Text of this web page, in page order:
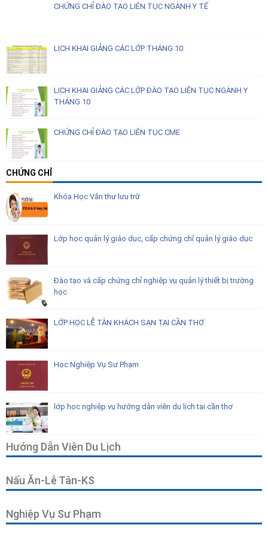
CHỨNG CHỈ ĐÀO TẠO LIÊN TỤC NGÀNH Y TẾ
LỊCH KHAI GIẢNG CÁC LỚP THÁNG 10
LỊCH KHAI GIẢNG CÁC LỚP ĐÀO TẠO LIÊN TỤC NGÀNH Y
THÁNG 10
CHỨNG CHỈ ĐÀO TẠO LIÊN TỤC CME
CHỨNG CHỈ
Khóa Học Văn thư lưu trữ
Lớp học quản lý giáo dục, cấp chứng chỉ quản lý giáo dục
Đào tạo và cấp chứng chỉ nghiệp vụ quản lý thiết bị trường
học
LỚP HỌC LỄ TÂN KHÁCH SẠN TẠI CẦN THƠ
Học Nghiệp Vụ Sư Phạm
lớp học nghiệp vụ hướng dẫn viên du lịch tại cần thơ
Hướng Dẫn Viên Du Lịch
Nấu Ăn-Lễ Tân-KS
Nghiệp Vụ Sư Phạm